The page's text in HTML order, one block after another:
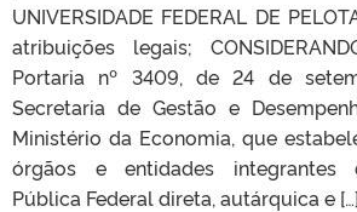
UNIVERSIDADE FEDERAL DE
atribuições legais;
Portaria nº 3409, de 24 de
Secretaria de Gestão e
Ministério da Economia, que
órgãos e entidades integrantes
Pública Federal direta, autárquica e […]